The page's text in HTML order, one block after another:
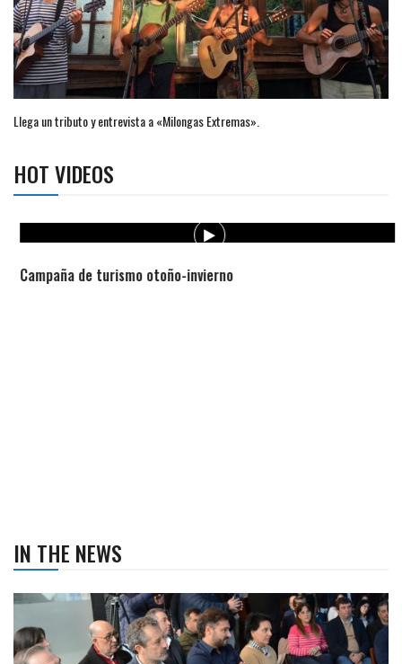
Llega un tributo y entrevista a «Milongas Extremas».
HOT VIDEOS
Campaña de turismo otoño-invierno
IN THE NEWS